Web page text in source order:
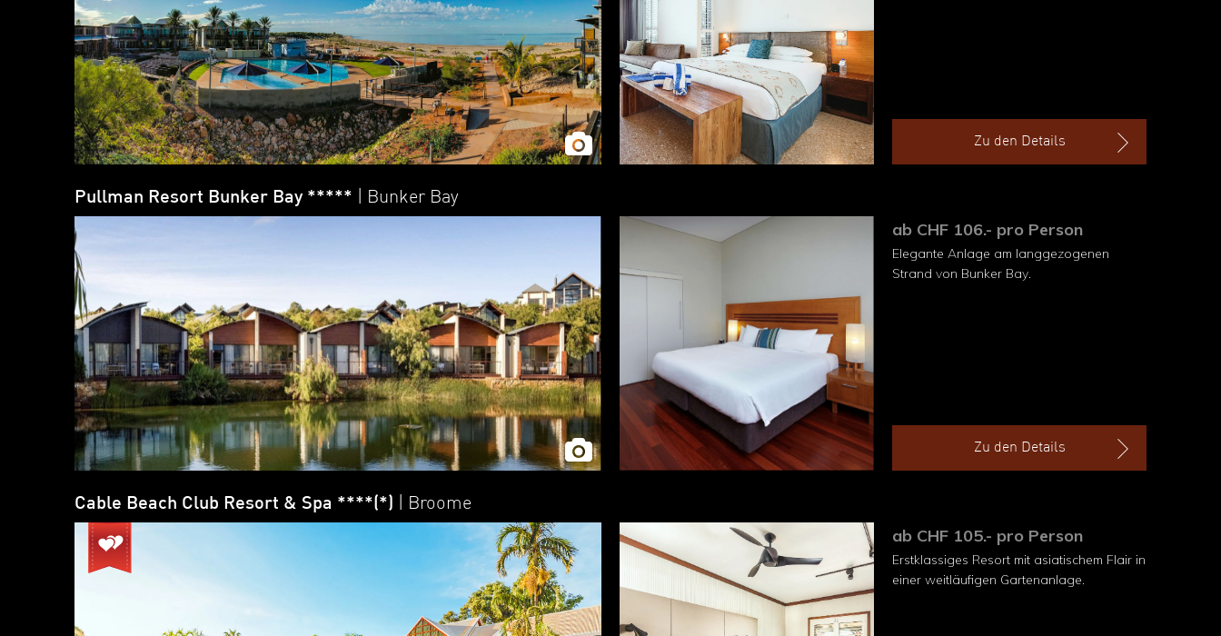
Zu den Details
Pullman Resort Bunker Bay ***** | Bunker Bay
ab CHF 106.- pro Person
Elegante Anlage am langgezogenen
Strand von Bunker Bay.
Zu den Details
Cable Beach Club Resort & Spa ****(*) | Broome
ab CHF 105.- pro Person
Erstklassiges Resort mit asiatischem Flair in
einer weitläufigen Gartenanlage.